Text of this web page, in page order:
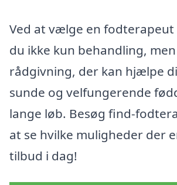
Ved at vælge en fodterapeut
du ikke kun behandling,
rådgivning, der kan hjælpe
sunde og velfungerende
lange løb. Besøg find-
at se hvilke muligheder der
tilbud i dag!